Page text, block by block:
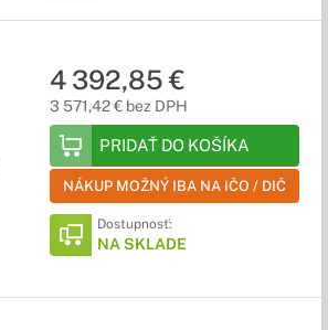
4 392,85 €
3 571,42 € bez DPH
PRIDAŤ DO KOŠÍKA
NÁKUP MOŽNÝ IBA NA IČO / DIČ
Dostupnosť:
NA SKLADE